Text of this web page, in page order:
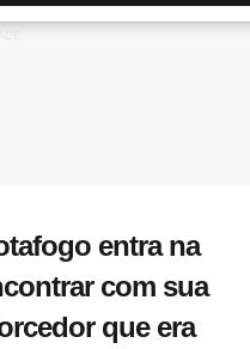
entra na
com sua
que era